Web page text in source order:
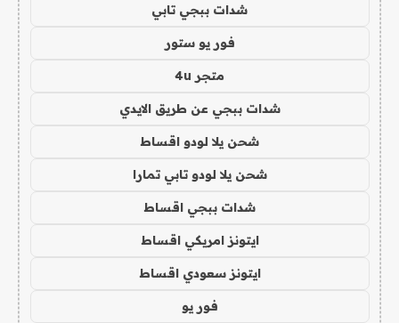
شدات ببجي تابي
فور يو ستور
متجر 4u
شدات ببجي عن طريق الايدي
شحن يلا لودو اقساط
شحن يلا لودو تابي تمارا
شدات ببجي اقساط
ايتونز امريكي اقساط
ايتونز سعودي اقساط
فور يو